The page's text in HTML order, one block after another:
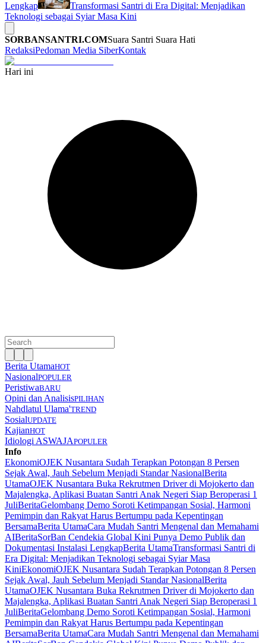
Lengkap
Transformasi Santri di Era Digital: Menjadikan
Teknologi sebagai Syiar Masa Kini
SORBANSANTRI.COMSuara Santri Suara Hati
RedaksiPedoman Media SiberKontak
Hari ini
Berita UtamaHOT
NasionalPOPULER
PeristiwaBARU
Opini dan AnalisisPILIHAN
Nahdlatul Ulama'TREND
SosialUPDATE
KajianHOT
Idiologi ASWAJAPOPULER
Info
EkonomiOJEK Nusantara Sudah Terapkan Potongan 8 Persen
Sejak Awal, Jauh Sebelum Menjadi Standar NasionalBerita
UtamaOJEK Nusantara Buka Rekrutmen Driver di Mojokerto dan
Majalengka, Aplikasi Buatan Santri Anak Negeri Siap Beroperasi 1
JuliBeritaGelombang Demo Soroti Ketimpangan Sosial, Harmoni
Pemimpin dan Rakyat Harus Bertumpu pada Kepentingan
BersamaBerita UtamaCara Mudah Santri Mengenal dan Memahami
AIBeritaSorBan Cendekia Global Kini Punya Demo Publik dan
Dokumentasi Instalasi LengkapBerita UtamaTransformasi Santri di
Era Digital: Menjadikan Teknologi sebagai Syiar Masa
KiniEkonomiOJEK Nusantara Sudah Terapkan Potongan 8 Persen
Sejak Awal, Jauh Sebelum Menjadi Standar NasionalBerita
UtamaOJEK Nusantara Buka Rekrutmen Driver di Mojokerto dan
Majalengka, Aplikasi Buatan Santri Anak Negeri Siap Beroperasi 1
JuliBeritaGelombang Demo Soroti Ketimpangan Sosial, Harmoni
Pemimpin dan Rakyat Harus Bertumpu pada Kepentingan
BersamaBerita UtamaCara Mudah Santri Mengenal dan Memahami